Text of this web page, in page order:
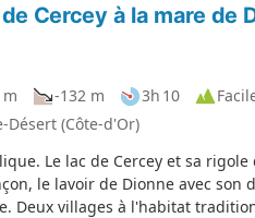
Cercey à la mare de
m -132 m 3h 10
Désert (Côte-d'Or)
Le lac de Cercey et sa
le lavoir de Dionne avec
Deux villages à l'habitat